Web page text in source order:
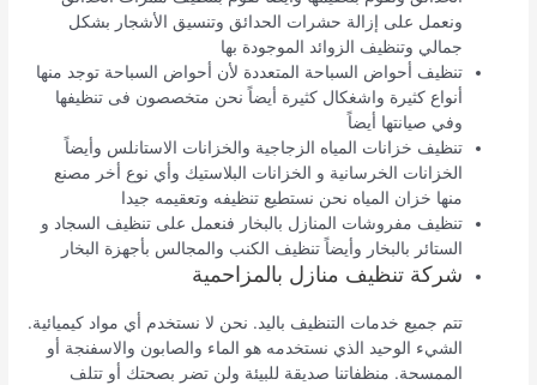
ونعمل على إزالة حشرات الحدائق وتنسيق الأشجار بشكل
جمالي وتنظيف الزوائد الموجودة بها
تنظيف أحواض السباحة المتعددة لأن أحواض السباحة توجد منها
أنواع كثيرة واشغكال كثيرة أيضاً نحن متخصصون فى تنظيفها
وفي صيانتها أيضاً
تنظيف خزانات المياه الزجاجية والخزانات الاستانلس وأيضاً
الخزانات الخرسانية و الخزانات البلاستيك وأي نوع أخر مصنع
منها خزان المياه نحن نستطيع تنظيفه وتعقيمه جيدا
تنظيف مفروشات المنازل بالبخار فنعمل على تنظيف السجاد و
الستائر بالبخار وأيضاً تنظيف الكنب والمجالس بأجهزة البخار
شركة تنظيف منازل بالمزاحمية
تتم جميع خدمات التنظيف باليد. نحن لا نستخدم أي مواد كيميائية.
الشيء الوحيد الذي نستخدمه هو الماء والصابون والاسفنجة أو
الممسحة. منظفاتنا صديقة للبيئة ولن تضر بصحتك أو تتلف